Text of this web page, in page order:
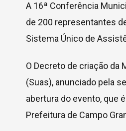
A 16ª Conferência
de 200 representantes
Sistema Único de
O Decreto de criação da
(Suas), anunciado pela
abertura do evento, que
Prefeitura de Campo